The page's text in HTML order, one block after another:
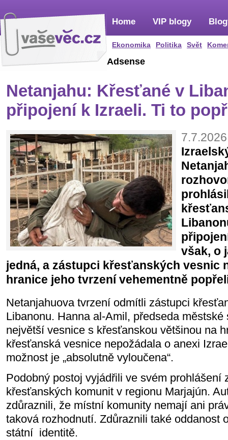
Home
Ekonomika Politika Svět
VIP blogy
Adsense
Netanjahu: Křesťané v
připojení k Izraeli. Ti to
však, o
jedná, a zástupci křesťanských vesnic
hranice jeho tvrzení vehementně
Netanjahuova tvrzení odmítli zástupci
Libanonu. Hanna al-Amil, předseda
největší vesnice s křesťanskou většinou na
křesťanská vesnice nepožádala o anexi
možnost je „absolutně vyloučena“.
Podobný postoj vyjádřili ve svém prohlášení
křesťanských komunit v regionu Marjajún.
zdůraznili, že místní komunity nemají ani
taková rozhodnutí. Zdůraznili také oddanost
státní identitě.